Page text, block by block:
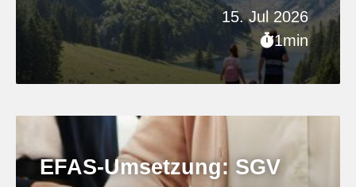
15. Jul 2026
1min
EFAS-Umsetzung: SGV